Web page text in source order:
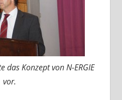
das Konzept von N-ERGIE
vor.